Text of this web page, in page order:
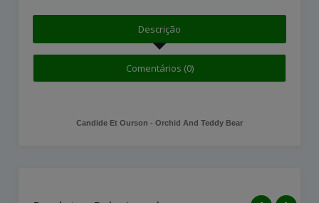
Descrição
Comentários (0)
Candide Et Ourson - Orchid And Teddy Bear